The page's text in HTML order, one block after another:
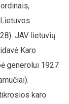
JAV lietuvių
Karo
generolui 1927
karo